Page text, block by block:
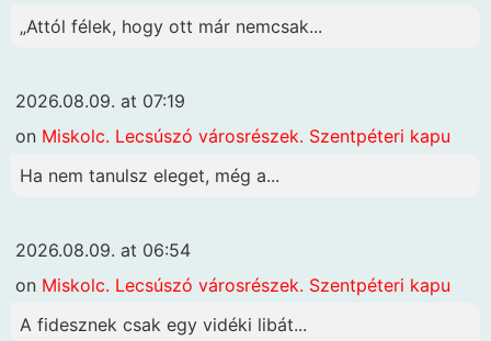
„Attól félek, hogy ott már nemcsak...
2026.08.09. at 07:19
on Miskolc. Lecsúszó városrészek. Szentpéteri kapu
Ha nem tanulsz eleget, még a...
2026.08.09. at 06:54
on Miskolc. Lecsúszó városrészek. Szentpéteri kapu
A fidesznek csak egy vidéki libát...